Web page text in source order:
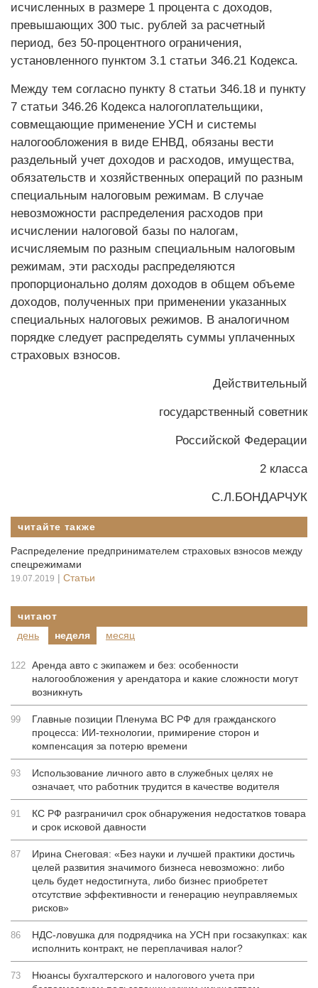
исчисленных в размере 1 процента с доходов,
превышающих 300 тыс. рублей за расчетный
период, без 50-процентного ограничения,
установленного пунктом 3.1 статьи 346.21 Кодекса.
Между тем согласно пункту 8 статьи 346.18 и пункту
7 статьи 346.26 Кодекса налогоплательщики,
совмещающие применение УСН и системы
налогообложения в виде ЕНВД, обязаны вести
раздельный учет доходов и расходов, имущества,
обязательств и хозяйственных операций по разным
специальным налоговым режимам. В случае
невозможности распределения расходов при
исчислении налоговой базы по налогам,
исчисляемым по разным специальным налоговым
режимам, эти расходы распределяются
пропорционально долям доходов в общем объеме
доходов, полученных при применении указанных
специальных налоговых режимов. В аналогичном
порядке следует распределять суммы уплаченных
страховых взносов.
Действительный
государственный советник
Российской Федерации
2 класса
С.Л.БОНДАРЧУК
читайте также
Распределение предпринимателем страховых взносов между
спецрежимами
19.07.2019 | Статьи
читают
день
неделя месяц
122 Аренда авто с экипажем и без: особенности
налогообложения у арендатора и какие сложности могут
возникнуть
99
Главные позиции Пленума ВС РФ для гражданского
процесса: ИИ-технологии, примирение сторон и
компенсация за потерю времени
93
Использование личного авто в служебных целях не
означает, что работник трудится в качестве водителя
91
КС РФ разграничил срок обнаружения недостатков товара
и срок исковой давности
87
Ирина Снеговая: «Без науки и лучшей практики достичь
целей развития значимого бизнеса невозможно: либо
цель будет недостигнута, либо бизнес приобретет
отсутствие эффективности и генерацию неуправляемых
рисков»
86
НДС-ловушка для подрядчика на УСН при госзакупках: как
исполнить контракт, не переплачивая налог?
73
Нюансы бухгалтерского и налогового учета при